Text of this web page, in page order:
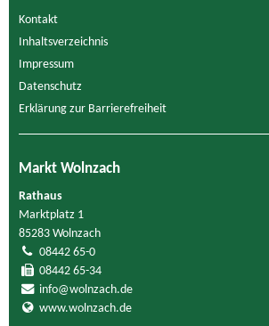
Kontakt
Inhaltsverzeichnis
Impressum
Datenschutz
Erklärung zur Barrierefreiheit
Markt Wolnzach
Rathaus
Marktplatz 1
85283 Wolnzach
08442 65-0
08442 65-34
info@wolnzach.de
www.wolnzach.de